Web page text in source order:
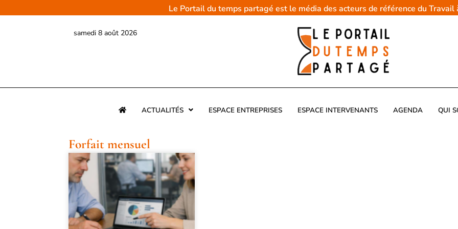
au
Le Portail du temps partagé est le média des acteurs de référence du
samedi 8 août 2026
ACTUALITÉS ESPACE ENTREPRISES ESPACE INTERVENANTS AGENDA QUI
Forfait mensuel